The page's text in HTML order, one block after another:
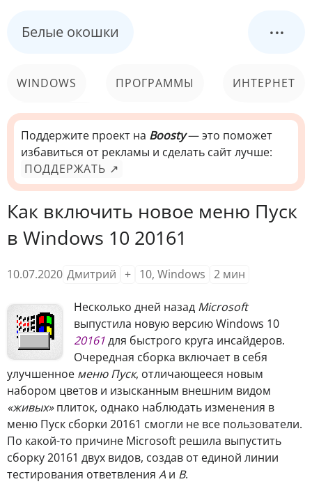
Белые окошки ...
WINDOWS ПРОГРАММЫ ИНТЕРНЕТ
КОМПЬЮТЕР
СИСТЕМА
Поддержите проект на Boosty— это поможет
избавиться от рекламы и сделать сайт лучше:
ПОДДЕРЖАТЬ ↗
Как включить новое меню Пуск
в Windows 10 20161
10.07.2020 Дмитрий + 10, Windows 2 мин
Несколько дней назад Microsoft
выпустила новую версию Windows 10
20161для быстрого круга инсайдеров.
Очередная сборка включает в себя
улучшенное меню Пуск, отличающееся новым
набором цветов и изысканным внешним видом
«живых»плиток, однако наблюдать изменения в
меню Пуск сборки 20161 смогли не все пользователи.
По какой-то причине Microsoft решила выпустить
сборку 20161 двух видов, создав от единой линии
тестирования ответвления A и B.